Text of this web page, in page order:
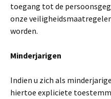
toegang tot de
onze
worden.
Minderjarigen
Indien u zich als
hiertoe expliciete